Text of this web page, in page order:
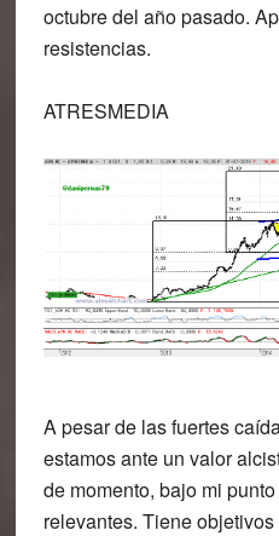
octubre del año pasado.
resistencias.
ATRESMEDIA
A pesar de las fuertes
estamos ante un valor
de momento, bajo mi
relevantes. Tiene